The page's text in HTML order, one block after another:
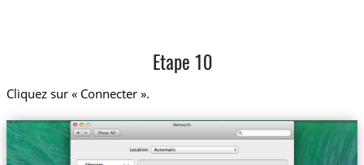
Etape 10
Cliquez sur « Connecter ».